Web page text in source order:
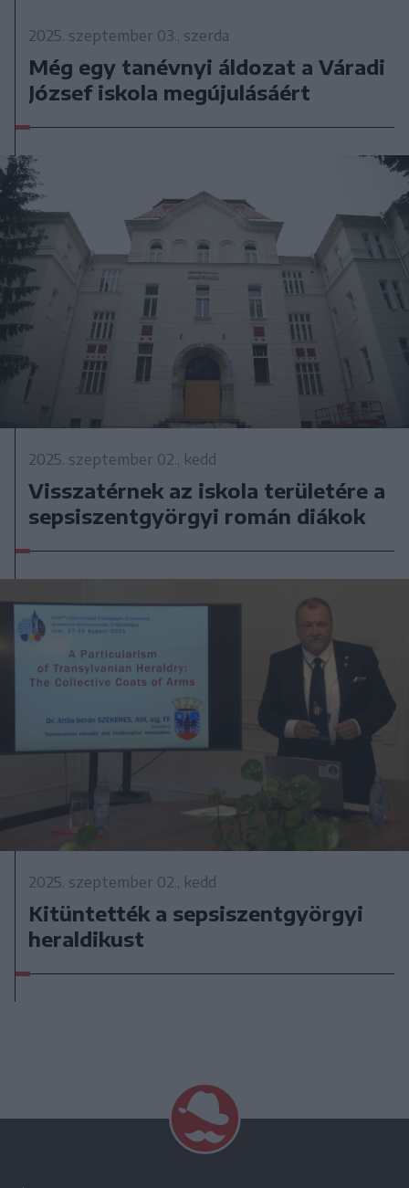
2025. szeptember 03., szerda
Még egy tanévnyi áldozat a Váradi
József iskola megújulásáért
2025. szeptember 02., kedd
Visszatérnek az iskola területére a
sepsiszentgyörgyi román diákok
2025. szeptember 02., kedd
Kitüntették a sepsiszentgyörgyi
heraldikust